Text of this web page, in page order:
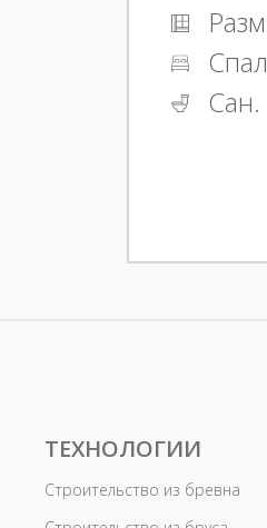
Сан.
ТЕХНОЛОГИИ
Строительство из бревна